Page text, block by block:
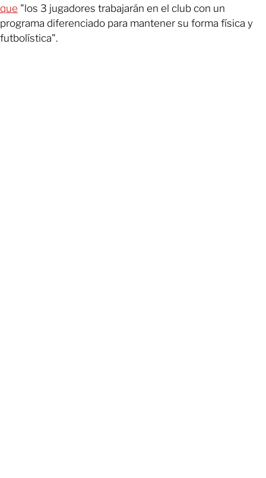
que "los 3 jugadores trabajarán en el club con un
programa diferenciado para mantener su forma física y
futbolística".